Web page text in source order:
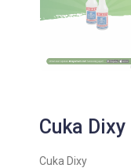
Cuka Dixy
Cuka Dixy